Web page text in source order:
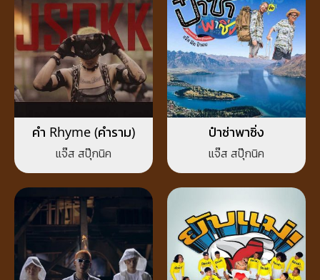
คำ Rhyme (คำราม)
แจ๊ส สปุ๊กนิค
ป๋าซ่าพาซิ่ง
แจ๊ส สปุ๊กนิค